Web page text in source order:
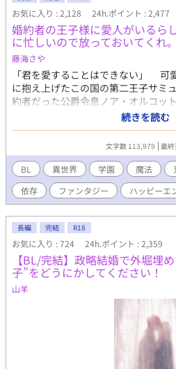
うとしたレイノ。 そんなレイノを救
イアスだった。 「人が落ちてくる
君はもしかして、天使なのかな？」
爵家から連れ出してくれたライアス
あった。 子どもを残したくないライ
にくいオメガであるレイノは都合が
する目的で結婚をし夫婦となった二
に優性オメガが現れて…。 劣性オメ
ックスを持っているレイノの心は徐
イアスへの恋心も自覚しはじめた時
トを迎える。 ライアスにだけはバレ
たレイノだったが…！？ 母殺しと
したオメガが、愛する人との間に子
お気に入り : 2,128 24h.ポイント : 2,477
婚約者の王子様に愛人がいるら
に忙しいので放っておいてくれ。
藤海さや
「君を愛することはできない」 可
に抱え上げたこの国の第二王子サミ
約者だった公爵令息ノア・オルコッ
び出してしまった……というのが学
だがノアの本当の目的は、行方不
近だったらしい）の捜索だった。通
目的地へ向かう途中、ノアは完璧な
ず、何故かノアを追ってきたらしい
まう。 ◇拙作「僕が勇者に殺された
すが、一応単体でも読めます。 ◇テ
はご容赦ください。見切り発車なの
続きを読む
文字数 113,979 最
BL 異世界 学園 魔法
依存
ファンタジー ハッピーエ
長編 完結 R18
お気に入り : 724 24h.ポイント : 2,359
【BL/完結】政略結婚で外堀埋
子”をどうにかしてください！
山羊